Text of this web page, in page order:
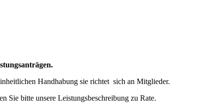
Handhabung sie richtet sich an Mitglieder.
Sie bitte unsere Leistungsbeschreibung zu Rate.